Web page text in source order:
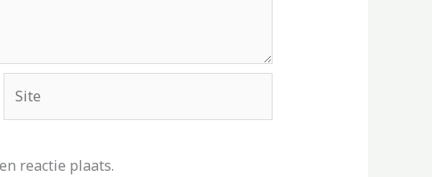
reactie plaats.